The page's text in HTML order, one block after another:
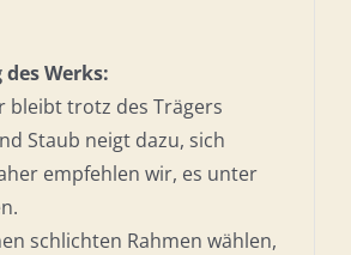
Werks:
bleibt trotz des Trägers
Staub neigt dazu, sich
empfehlen wir, es unter
schlichten Rahmen wählen,